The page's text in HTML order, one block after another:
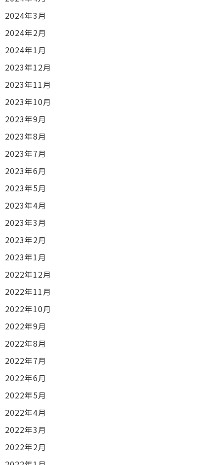
2024年3月
2024年2月
2024年1月
2023年12月
2023年11月
2023年10月
2023年9月
2023年8月
2023年7月
2023年6月
2023年5月
2023年4月
2023年3月
2023年2月
2023年1月
2022年12月
2022年11月
2022年10月
2022年9月
2022年8月
2022年7月
2022年6月
2022年5月
2022年4月
2022年3月
2022年2月